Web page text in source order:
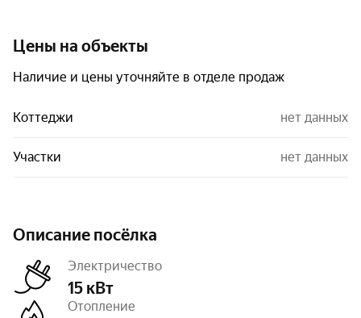
Цены на объекты
Наличие и цены уточняйте в отделе продаж
Коттеджи нет данных
Участки нет данных
Описание посёлка
Электричество
15 кВт
Отопление